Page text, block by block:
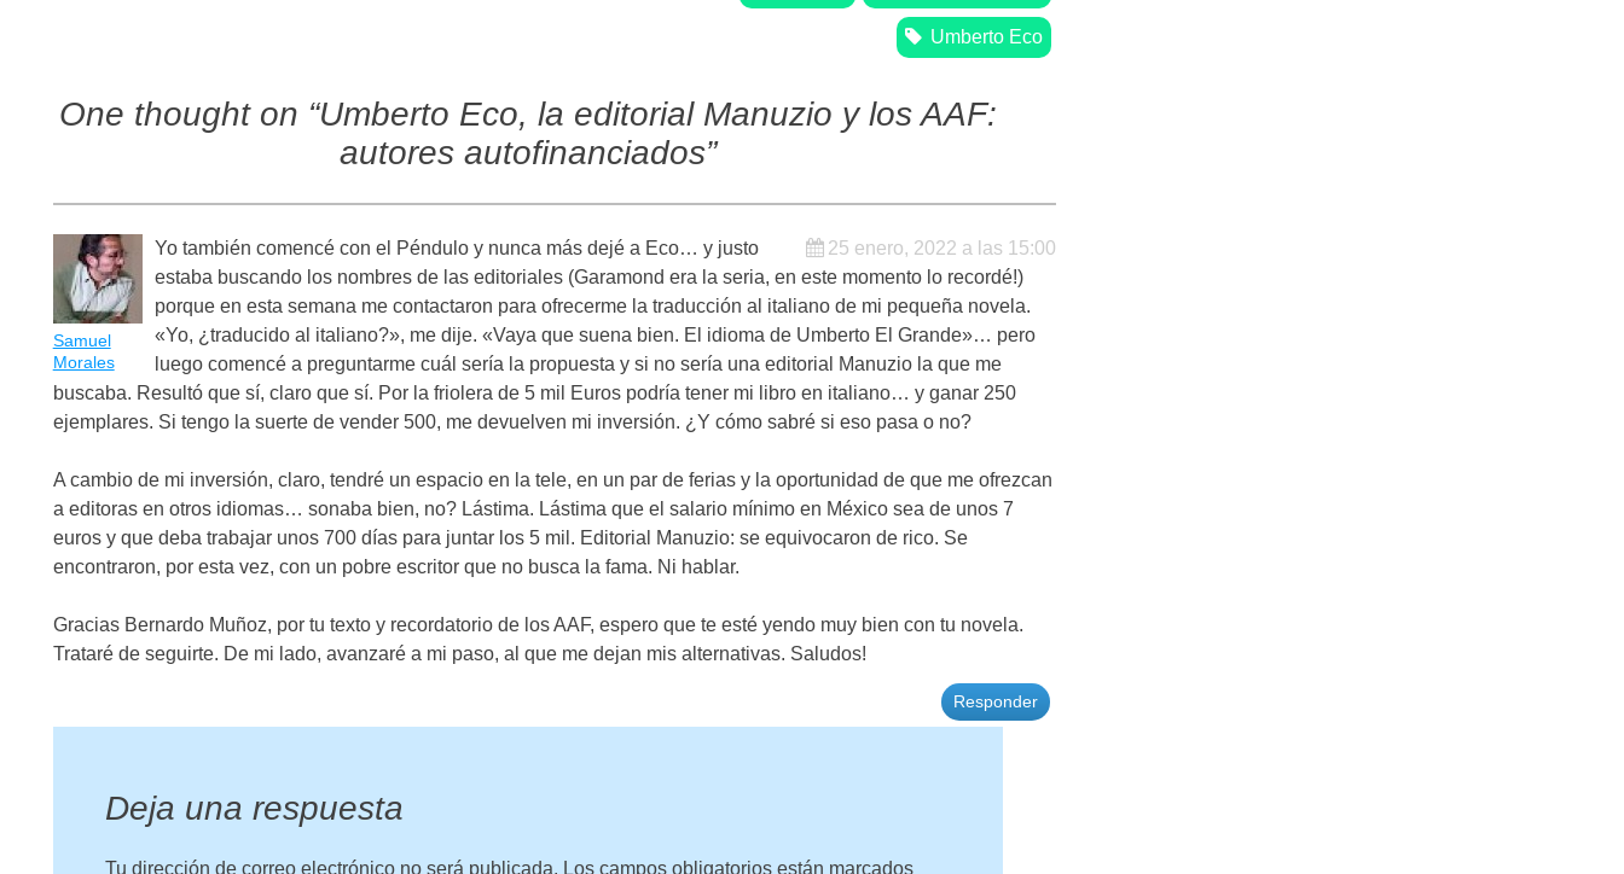
Umberto Eco
One thought on “Umberto Eco, la editorial Manuzio y los AAF:
autores autofinanciados”
Samuel
Morales
25 enero, 2022 a las 15:00
Yo también comencé con el Péndulo y nunca más dejé a Eco… y justo
estaba buscando los nombres de las editoriales (Garamond era la seria, en este momento lo recordé!)
porque en esta semana me contactaron para ofrecerme la traducción al italiano de mi pequeña novela.
«Yo, ¿traducido al italiano?», me dije. «Vaya que suena bien. El idioma de Umberto El Grande»… pero
luego comencé a preguntarme cuál sería la propuesta y si no sería una editorial Manuzio la que me
buscaba. Resultó que sí, claro que sí. Por la friolera de 5 mil Euros podría tener mi libro en italiano… y ganar 250
ejemplares. Si tengo la suerte de vender 500, me devuelven mi inversión. ¿Y cómo sabré si eso pasa o no?
A cambio de mi inversión, claro, tendré un espacio en la tele, en un par de ferias y la oportunidad de que me ofrezcan
a editoras en otros idiomas… sonaba bien, no? Lástima. Lástima que el salario mínimo en México sea de unos 7
euros y que deba trabajar unos 700 días para juntar los 5 mil. Editorial Manuzio: se equivocaron de rico. Se
encontraron, por esta vez, con un pobre escritor que no busca la fama. Ni hablar.
Gracias Bernardo Muñoz, por tu texto y recordatorio de los AAF, espero que te esté yendo muy bien con tu novela.
Trataré de seguirte. De mi lado, avanzaré a mi paso, al que me dejan mis alternativas. Saludos!
Responder
Deja una respuesta
Tu dirección de correo electrónico no será publicada. Los campos obligatorios están marcados